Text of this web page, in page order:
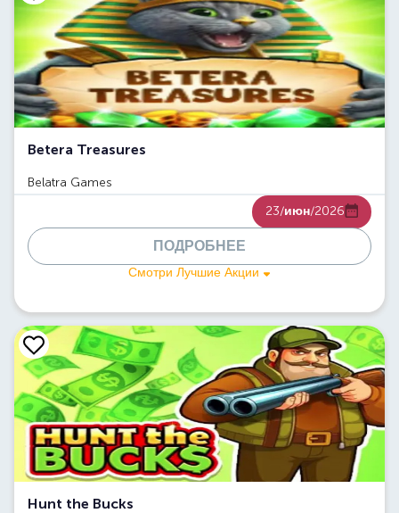
Betera Treasures
Belatra Games
23/июн/2026
ПОДРОБНЕЕ
Смотри Лучшие Акции
Hunt the Bucks